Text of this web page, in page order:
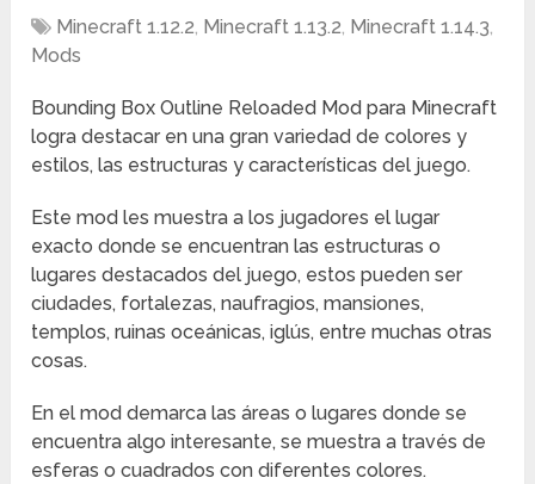
Minecraft 1.12.2, Minecraft 1.13.2, Minecraft 1.14.3,
Mods
Bounding Box Outline Reloaded Mod para Minecraft
logra destacar en una gran variedad de colores y
estilos, las estructuras y características del juego.
Este mod les muestra a los jugadores el lugar
exacto donde se encuentran las estructuras o
lugares destacados del juego, estos pueden ser
ciudades, fortalezas, naufragios, mansiones,
templos, ruinas oceánicas, iglús, entre muchas otras
cosas.
En el mod demarca las áreas o lugares donde se
encuentra algo interesante, se muestra a través de
esferas o cuadrados con diferentes colores.